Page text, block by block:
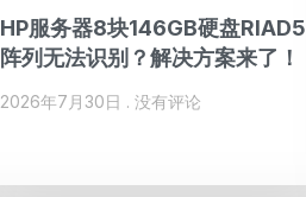
HP服务器8块146GB硬盘RIAD5
阵列无法识别？解决方案来了！
2026年7月30日 没有评论